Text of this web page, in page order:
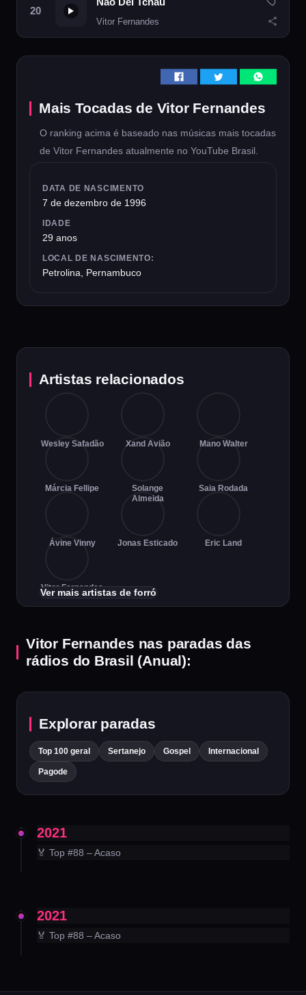
Vitor Fernandes
Vitor Fernandes nas paradas das
rádios do Brasil (Anual):
2021
🏅 Top #88 – Acaso
2021
🏅 Top #88 – Acaso
Artistas relacionados
Wesley Safadão Xand Avião Mano Walter
Márcia Fellipe
Solange
Almeida
Saia Rodada
Ávine Vinny Jonas Esticado Eric Land
Vitor Fernandes
Ver mais artistas de forró
Mais Tocadas de Vitor Fernandes
O ranking acima é baseado nas músicas mais tocadas
de Vitor Fernandes atualmente no YouTube Brasil.
DATA DE NASCIMENTO
7 de dezembro de 1996
IDADE
29 anos
LOCAL DE NASCIMENTO:
Petrolina, Pernambuco
Explorar paradas
Top 100 geral Sertanejo Gospel Internacional
Pagode